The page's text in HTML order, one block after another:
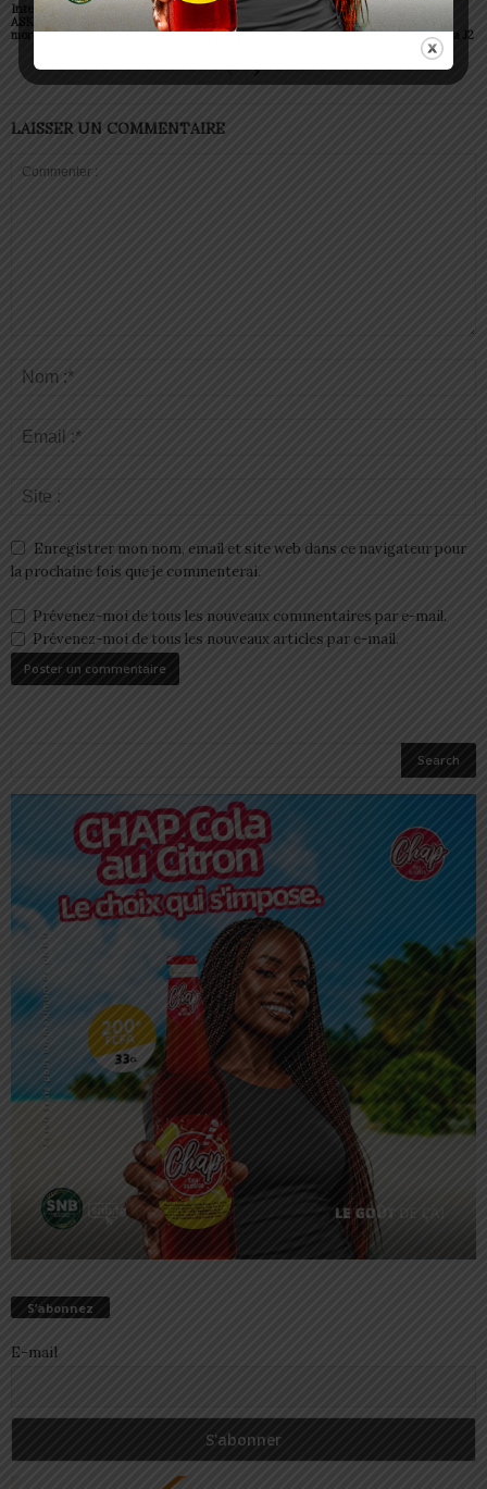
Interclubs CAF: ASCK et
ASKO face à deux gros
morceaux
Championnats scolaires :
le LETP Sokodé décroche
le titre national
Championnat D2 : des
surprises et des
confirmations lors de la J2
LAISSER UN COMMENTAIRE
Enregistrer mon nom, email et site web dans ce navigateur pour
la prochaine fois que je commenterai.
Prévenez-moi de tous les nouveaux commentaires par e-mail.
Prévenez-moi de tous les nouveaux articles par e-mail.
S’abonnez
E-mail